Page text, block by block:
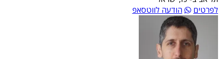
לפרטים
הודעה לווטסאפ